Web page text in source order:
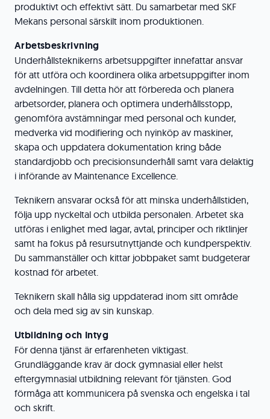
produktivt och effektivt sätt. Du samarbetar med SKF
Mekans personal särskilt inom produktionen.
Arbetsbeskrivning
Underhållsteknikerns arbetsuppgifter innefattar ansvar
för att utföra och koordinera olika arbetsuppgifter inom
avdelningen. Till detta hör att förbereda och planera
arbetsorder, planera och optimera underhållsstopp,
genomföra avstämningar med personal och kunder,
medverka vid modifiering och nyinköp av maskiner,
skapa och uppdatera dokumentation kring både
standardjobb och precisionsunderhåll samt vara delaktig
i införande av Maintenance Excellence.
Teknikern ansvarar också för att minska underhållstiden,
följa upp nyckeltal och utbilda personalen. Arbetet ska
utföras i enlighet med lagar, avtal, principer och riktlinjer
samt ha fokus på resursutnyttjande och kundperspektiv.
Du sammanställer och kittar jobbpaket samt budgeterar
kostnad för arbetet.
Teknikern skall hålla sig uppdaterad inom sitt område
och dela med sig av sin kunskap.
Utbildning och Intyg
För denna tjänst är erfarenheten viktigast.
Grundläggande krav är dock gymnasial eller helst
eftergymnasial utbildning relevant för tjänsten. God
förmåga att kommunicera på svenska och engelska i tal
och skrift.